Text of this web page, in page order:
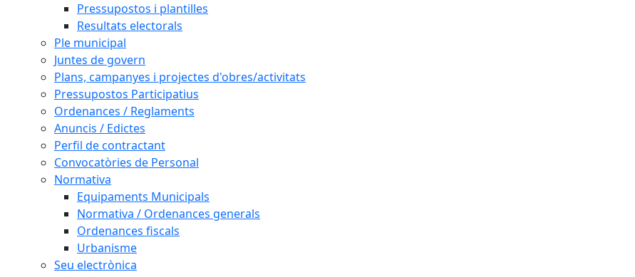
Pressupostos i plantilles
Resultats electorals
Ple municipal
Juntes de govern
Plans, campanyes i projectes d'obres/activitats
Pressupostos Participatius
Ordenances / Reglaments
Anuncis / Edictes
Perfil de contractant
Convocatòries de Personal
Normativa
Equipaments Municipals
Normativa / Ordenances generals
Ordenances fiscals
Urbanisme
Seu electrònica